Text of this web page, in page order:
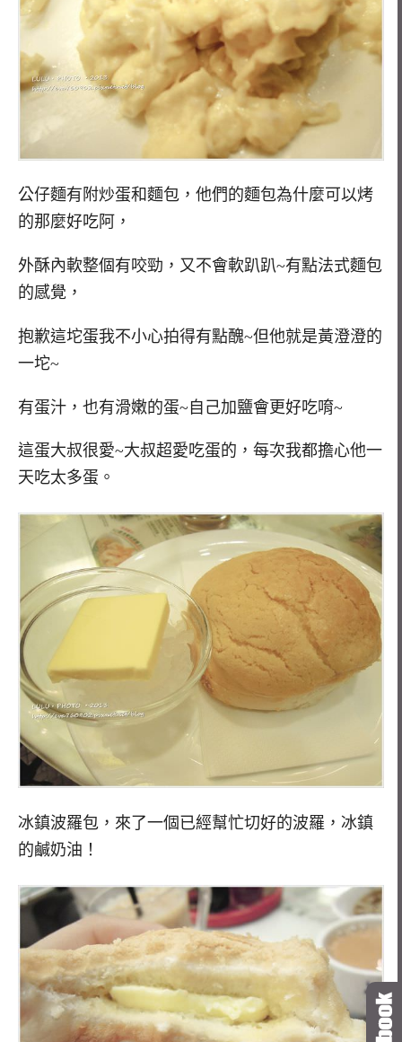
公仔麵有附炒蛋和麵包，他們的麵包為什麼可以烤
的那麼好吃阿，
外酥內軟整個有咬勁，又不會軟趴趴~有點法式麵包
的感覺，
抱歉這坨蛋我不小心拍得有點醜~但他就是黃澄澄的
一坨~
有蛋汁，也有滑嫩的蛋~自己加鹽會更好吃唷~
這蛋大叔很愛~大叔超愛吃蛋的，每次我都擔心他一
天吃太多蛋。
冰鎮波羅包，來了一個已經幫忙切好的波羅，冰鎮
的鹹奶油！